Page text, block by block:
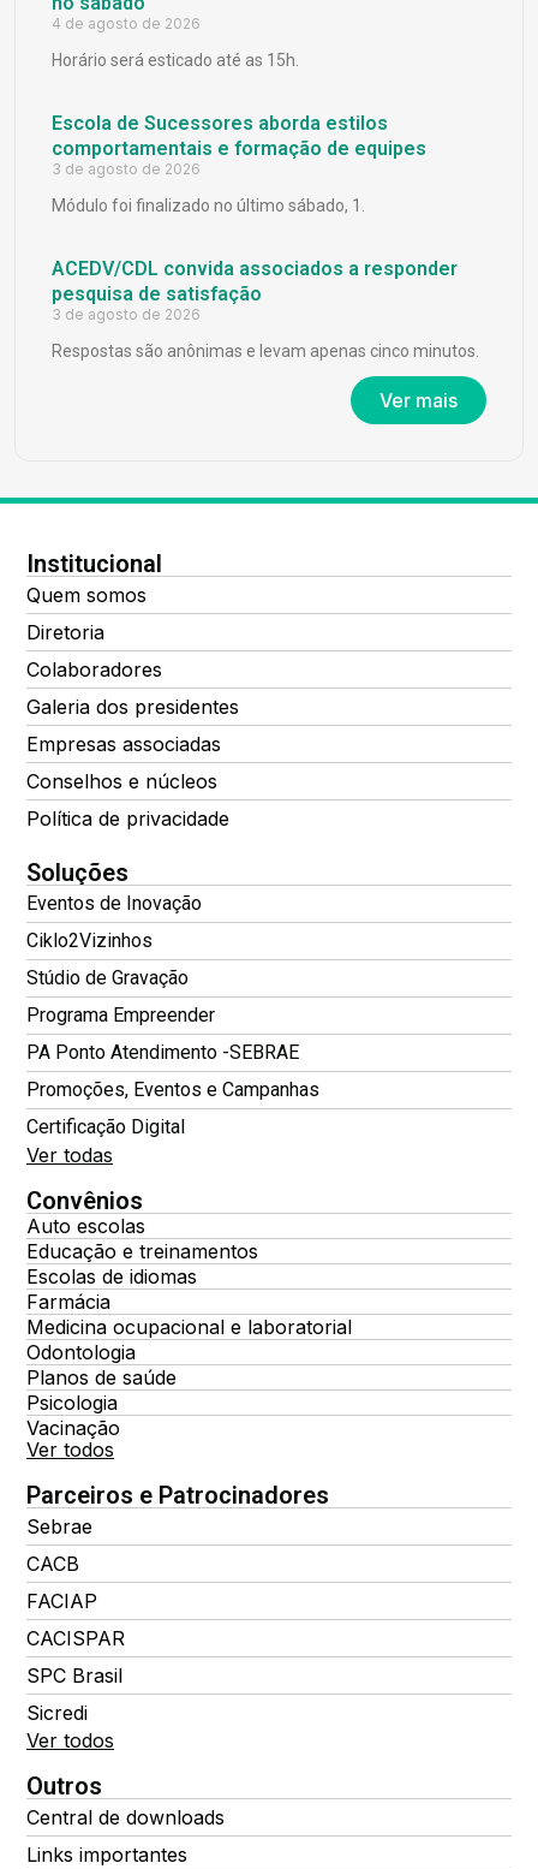
4 de agosto de 2026
Horário será esticado até as 15h.
Escola de Sucessores aborda estilos
comportamentais e formação de equipes
3 de agosto de 2026
Módulo foi finalizado no último sábado, 1.
ACEDV/CDL convida associados a responder
pesquisa de satisfação
3 de agosto de 2026
Respostas são anônimas e levam apenas cinco minutos.
Ver mais
Institucional
Quem somos
Diretoria
Colaboradores
Galeria dos presidentes
Empresas associadas
Conselhos e núcleos
Política de privacidade
Soluções
Eventos de Inovação
Ciklo2Vizinhos
Stúdio de Gravação
Programa Empreender
PA Ponto Atendimento -SEBRAE
Promoções, Eventos e Campanhas
Certificação Digital
Ver todas
Convênios
Auto escolas
Educação e treinamentos
Escolas de idiomas
Farmácia
Medicina ocupacional e laboratorial
Odontologia
Planos de saúde
Psicologia
Vacinação
Ver todos
Parceiros e Patrocinadores
Sebrae
CACB
FACIAP
CACISPAR
SPC Brasil
Sicredi
Ver todos
Outros
Central de downloads
Links importantes